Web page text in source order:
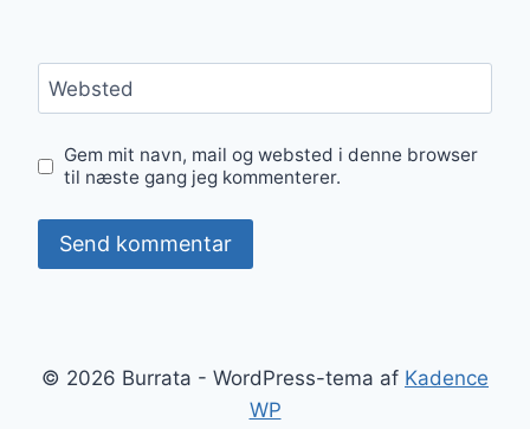
Websted
Gem mit navn, mail og websted i denne browser
til næste gang jeg kommenterer.
© 2026 Burrata - WordPress-tema af Kadence
WP